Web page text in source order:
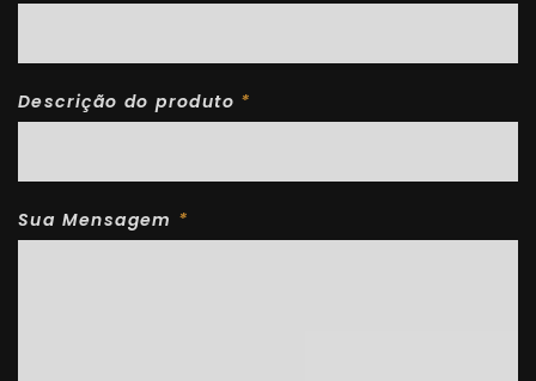
Descrição do produto *
Sua Mensagem *